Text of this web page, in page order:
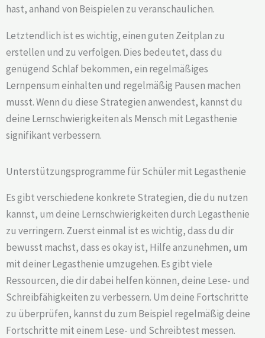
hast, anhand von Beispielen zu veranschaulichen.
Letztendlich ist es wichtig, einen guten Zeitplan zu
erstellen und zu verfolgen. Dies bedeutet, dass du
genügend Schlaf bekommen, ein regelmäßiges
Lernpensum einhalten und regelmäßig Pausen machen
musst. Wenn du diese Strategien anwendest, kannst du
deine Lernschwierigkeiten als Mensch mit Legasthenie
signifikant verbessern.
Unterstützungsprogramme für Schüler mit Legasthenie
Es gibt verschiedene konkrete Strategien, die du nutzen
kannst, um deine Lernschwierigkeiten durch Legasthenie
zu verringern. Zuerst einmal ist es wichtig, dass du dir
bewusst machst, dass es okay ist, Hilfe anzunehmen, um
mit deiner Legasthenie umzugehen. Es gibt viele
Ressourcen, die dir dabei helfen können, deine Lese- und
Schreibfähigkeiten zu verbessern. Um deine Fortschritte
zu überprüfen, kannst du zum Beispiel regelmäßig deine
Fortschritte mit einem Lese- und Schreibtest messen.